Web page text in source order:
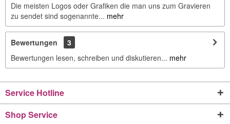
Die meisten Logos oder Grafiken die man uns zum Gravieren
zu sendet sind sogenannte... mehr
Bewertungen
3
Bewertungen lesen, schreiben und diskutieren... mehr
Service Hotline
Shop Service